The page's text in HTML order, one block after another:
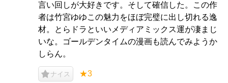
言い回しが大好きです。そして確信した。この作
者は竹宮ゆゆこの魅力をほぼ完璧に出し切れる逸
材。とらドラといいメディアミックス運が凄まじ
いな。ゴールデンタイムの漫画も読んでみようか
しらん。
ナイス ★3